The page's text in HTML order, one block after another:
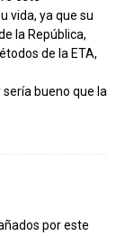
vida, ya que su
la República,
de la ETA,
bueno que la
por este